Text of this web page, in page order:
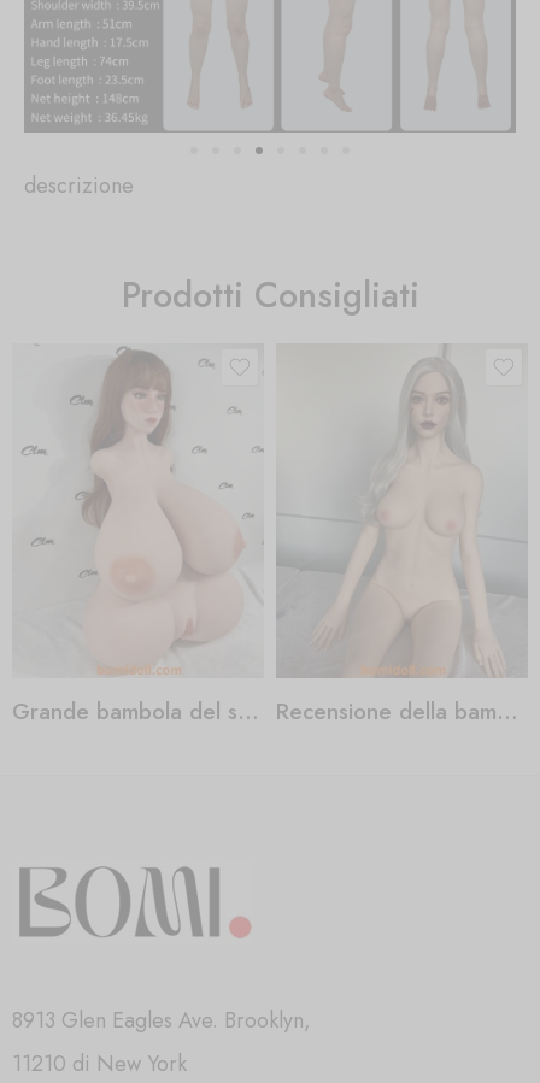
descrizione
Prodotti Consigliati
Grande bambola del sesso Recensione della bambola del sesso Jasmine
8913 Glen Eagles Ave. Brooklyn,
11210 di New York